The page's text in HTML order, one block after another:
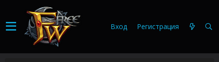
Вход Регистрация